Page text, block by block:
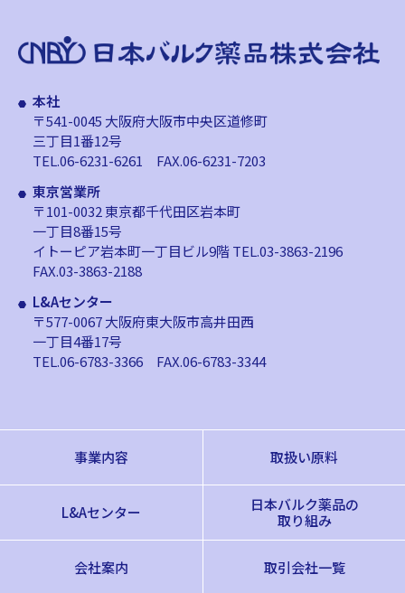
本社
〒541-0045 大阪府大阪市中央区道修町
三丁目1番12号
TEL.06-6231-6261 FAX.06-6231-7203
東京営業所
〒101-0032 東京都千代田区岩本町
一丁目8番15号
イトーピア岩本町一丁目ビル9階TEL.03-3863-2196
FAX.03-3863-2188
L&Aセンター
〒577-0067 大阪府東大阪市高井田西
一丁目4番17号
TEL.06-6783-3366 FAX.06-6783-3344
事業内容 取扱い原料
L&Aセンター
日本バルク薬品の
取り組み
会社案内 取引会社一覧